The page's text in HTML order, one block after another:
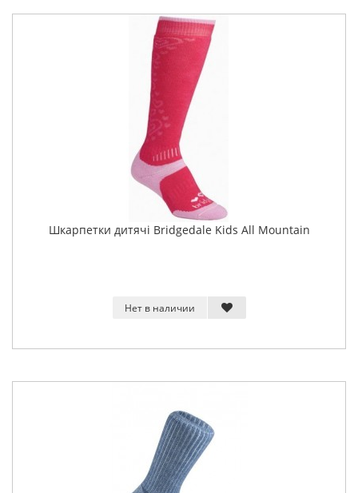
Шкарпетки дитячі Bridgedale Kids All Mountain
Нет в наличии